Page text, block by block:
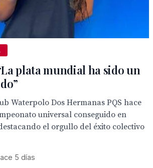
plata mundial ha sido un
Waterpolo Dos Hermanas PQS hace
universal conseguido en
el orgullo del éxito colectivo
5 días